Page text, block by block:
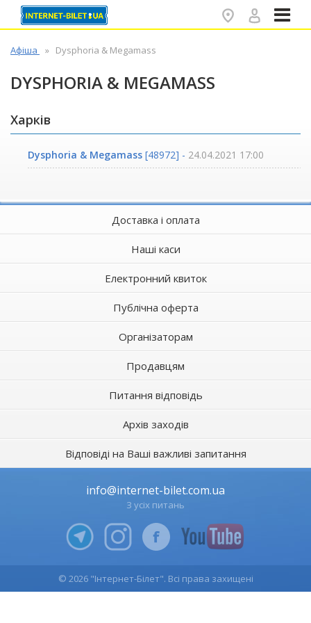
Афіша Dysphoria & Megamass
DYSPHORIA & MEGAMASS
Харків
Dysphoria & Megamass [48972] - 24.04.2021 17:00
Доставка і оплата
Наші каси
Електронний квиток
Публічна оферта
Організаторам
Продавцям
Питання відповідь
Архів заходів
Відповіді на Ваші важливі запитання
info@internet-bilet.com.ua
З усіх питань
© 2026 "Інтернет-Білет". Всі права захищені